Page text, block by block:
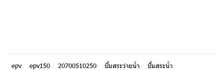
epv epv150 20700510250 ปั๊มสระว่ายน้ำ
ปั๊มสระน้ำ